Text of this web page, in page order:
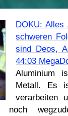
DOKU:
schweren
sind Deos,
44:03
Aluminium
Metall. Es
verarbeiten